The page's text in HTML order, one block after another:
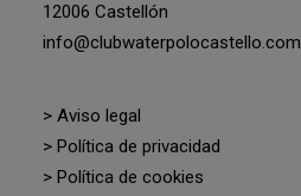
12006 Castellón
info@clubwaterpolocastello.com
> Aviso legal
> Política de privacidad
> Política de cookies